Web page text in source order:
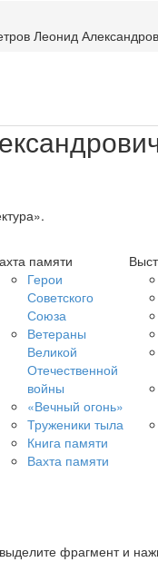
Леонид
памяти
Герои
Советского
Союза
Ветераны
Великой
Отечественной
войны
«Вечный огонь»
Труженики тыла
Книга памяти
Вахта памяти
фрагмент и